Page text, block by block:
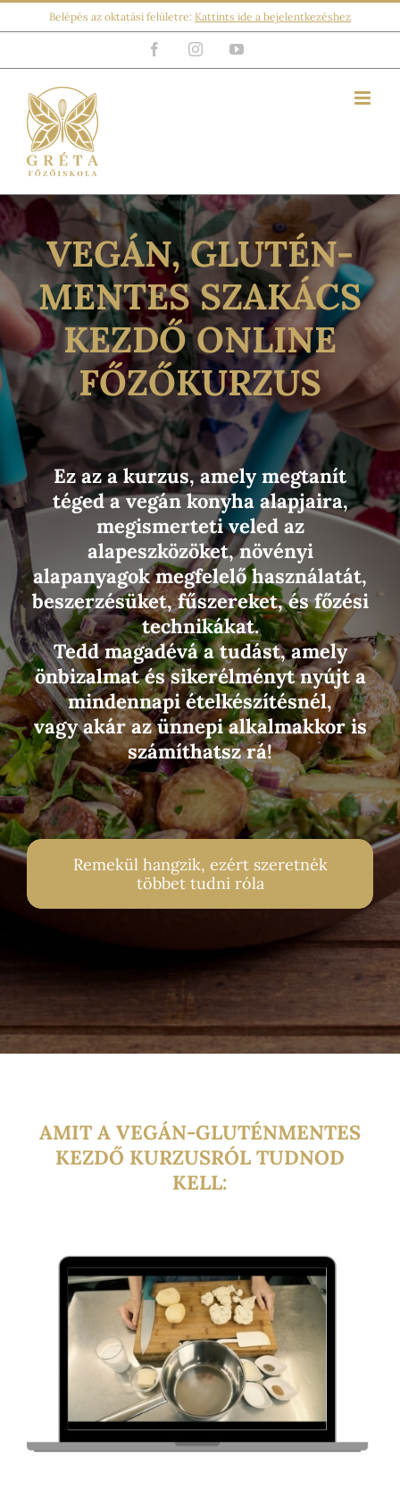
KihagyásBelépés az oktatási felületre: Kattints ide a bejelentkezéshez
FacebookInstagramYouTube
VEGÁN, GLUTÉN-
MENTES SZAKÁCS
KEZDŐ ONLINE
FŐZŐKURZUS
Ez az a kurzus, amely megtanít
téged a vegán konyha alapjaira,
megismerteti veled az
alapeszközöket, növényi
alapanyagok megfelelő használatát,
beszerzésüket, fűszereket, és főzési
technikákat.
Tedd magadévá a tudást, amely
önbizalmat és sikerélményt nyújt a
mindennapi ételkészítésnél,
vagy akár az ünnepi alkalmakkor is
számíthatsz rá!
Remekül hangzik, ezért szeretnék
többet tudni róla
AMIT A VEGÁN-GLUTÉNMENTES
KEZDŐ KURZUSRÓL TUDNOD
KELL: